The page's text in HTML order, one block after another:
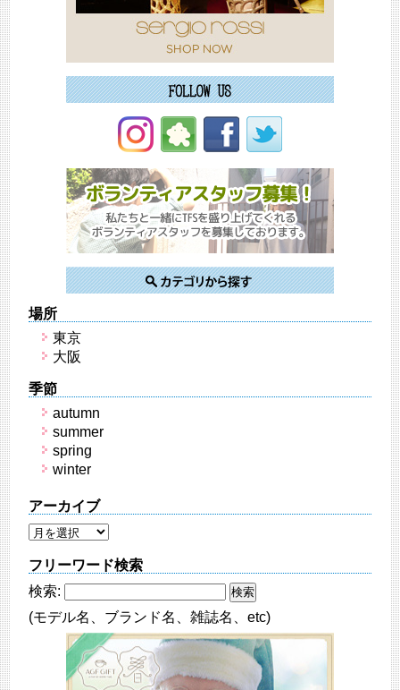
場所
東京
大阪
季節
autumn
summer
spring
winter
アーカイブ
フリーワード検索
検索:
(モデル名、ブランド名、雑誌名、etc)